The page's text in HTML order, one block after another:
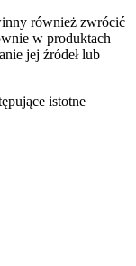
również zwrócić
w produktach
jej źródeł lub
istotne